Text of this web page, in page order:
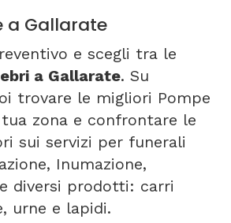
a Gallarate
e scegli tra le
a Gallarate. Su
trovare le migliori Pompe
zona e confrontare le
sui servizi per funerali
Inumazione,
diversi prodotti: carri
urne e lapidi.